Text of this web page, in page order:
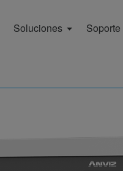
Soluciones Soporte